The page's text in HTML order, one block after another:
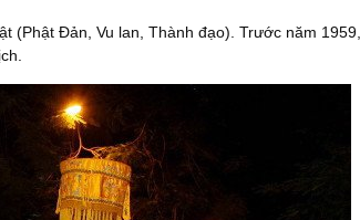
(Phật Đản, Vu lan, Thành đạo). Trước năm 1959,